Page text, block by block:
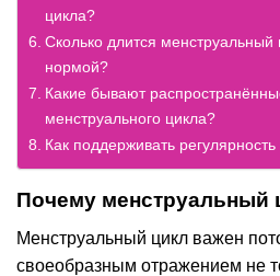
цикла?
Сколько длится менструальный
нормой?
Какие бывают
менструального цикла?
Как поддерживать
Почему менструальный
Менструальный цикл важен
своеобразным отражением не